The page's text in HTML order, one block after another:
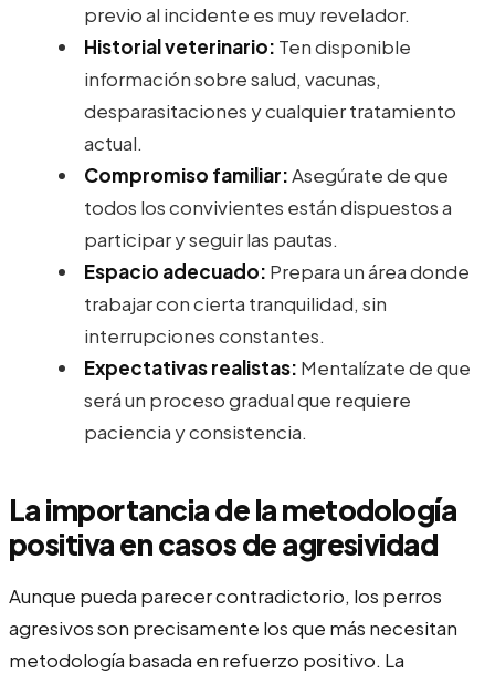
previo al incidente es muy revelador.
Historial veterinario: Ten disponible
información sobre salud, vacunas,
desparasitaciones y cualquier tratamiento
actual.
Compromiso familiar:Asegúrate de que
todos los convivientes están dispuestos a
participar y seguir las pautas.
Espacio adecuado: Prepara un área donde
trabajar con cierta tranquilidad, sin
interrupciones constantes.
Expectativas realistas: Mentalízate de que
será un proceso gradual que requiere
paciencia y consistencia.
La importancia de la metodología
positiva en casos de agresividad
Aunque pueda parecer contradictorio, los perros
agresivos son precisamente los que más necesitan
metodología basada en refuerzo positivo. La